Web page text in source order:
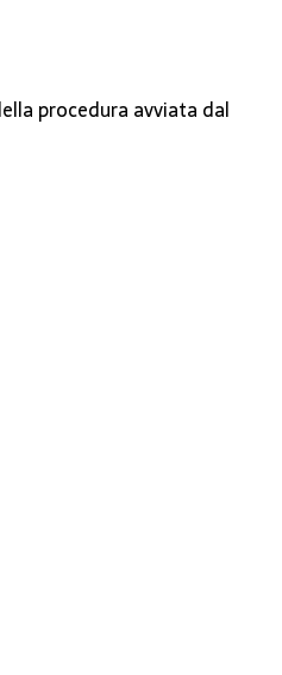
procedura avviata dal